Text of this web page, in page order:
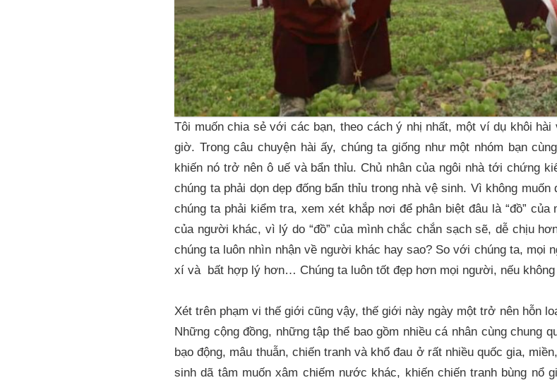
Tôi muốn chia sẻ với các bạn, theo cách ý nhị nhất, một ví dụ khôi
giờ. Trong câu chuyện hài ấy, chúng ta giống như một nhóm bạn
khiến nó trở nên ô uế và bẩn thỉu. Chủ nhân của ngôi nhà tới chứng
chúng ta phải dọn dẹp đống bẩn thỉu trong nhà vệ sinh. Vì không
chúng ta phải kiểm tra, xem xét khắp nơi để phân biệt đâu là “đồ” của
của người khác, vì lý do “đồ” của mình chắc chắn sạch sẽ, dễ chịu
chúng ta luôn nhìn nhận về người khác hay sao? So với chúng ta, mọi
xí và bất hợp lý hơn… Chúng ta luôn tốt đẹp hơn mọi người, nếu
Xét trên phạm vi thế giới cũng vậy, thế giới này ngày một trở nên hỗn
Những cộng đồng, những tập thể bao gồm nhiều cá nhân cùng chung
bạo động, mâu thuẫn, chiến tranh và khổ đau ở rất nhiều quốc gia,
sinh dã tâm muốn xâm chiếm nước khác, khiến chiến tranh bùng nổ